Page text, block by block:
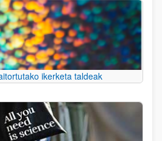
ikerketa taldeak